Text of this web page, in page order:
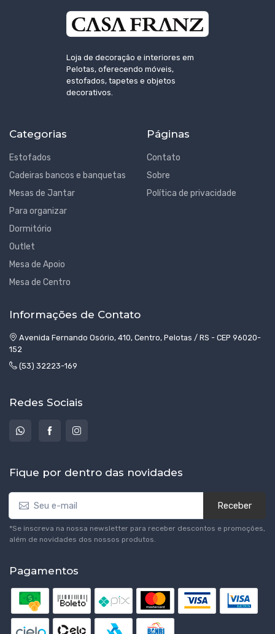
Loja de decoração e interiores em
Pelotas, oferecendo móveis,
estofados, tapetes e objetos
decorativos.
Categorias
Estofados
Cadeiras bancos e banquetas
Mesas de Jantar
Para organizar
Dormitório
Outlet
Mesa de Apoio
Mesa de Centro
Páginas
Contato
Sobre
Política de privacidade
Informações de Contato
Avenida Fernando Osório, 410, Centro, Pelotas / RS - CEP 96020-
152
(53) 32223-169
Redes Sociais
Fique por dentro das novidades
Receber
*Se inscreva na nossa newsletter para receber descontos e promoções,
além de novidades dos nossos produtos.
Pagamentos